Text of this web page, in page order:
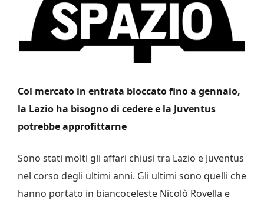
Col mercato in entrata bloccato fino a gennaio,
la Lazio ha bisogno di cedere e la Juventus
potrebbe approfittarne
Sono stati molti gli affari chiusi tra Lazio e Juventus
nel corso degli ultimi anni. Gli ultimi sono quelli che
hanno portato in biancoceleste Nicolò Rovella e